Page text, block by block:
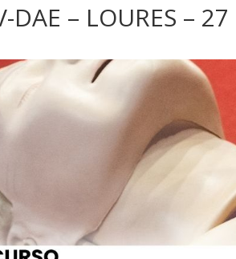
DAE – LOURES –